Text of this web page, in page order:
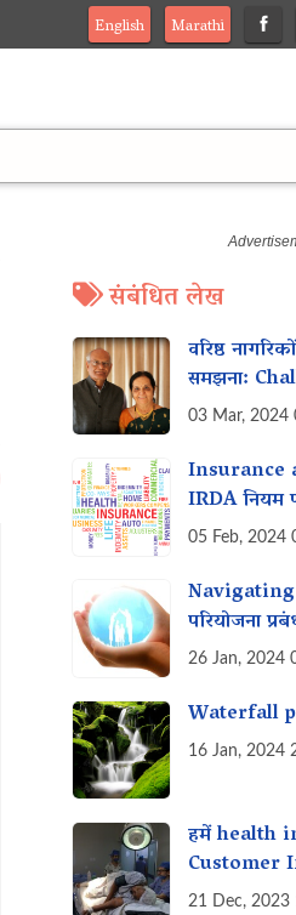
English
Marathi
संबंधित लेख
वरिष्ठ
समझना:
और कवरेज
03 Mar, 2024
Insurance
IRDA नियम
05 Feb, 2024
परियोजना
Method का
26 Jan, 2024
Waterfall
16 Jan, 2024
हमें health
Customer
(CIS) के नए
21 Dec, 2023